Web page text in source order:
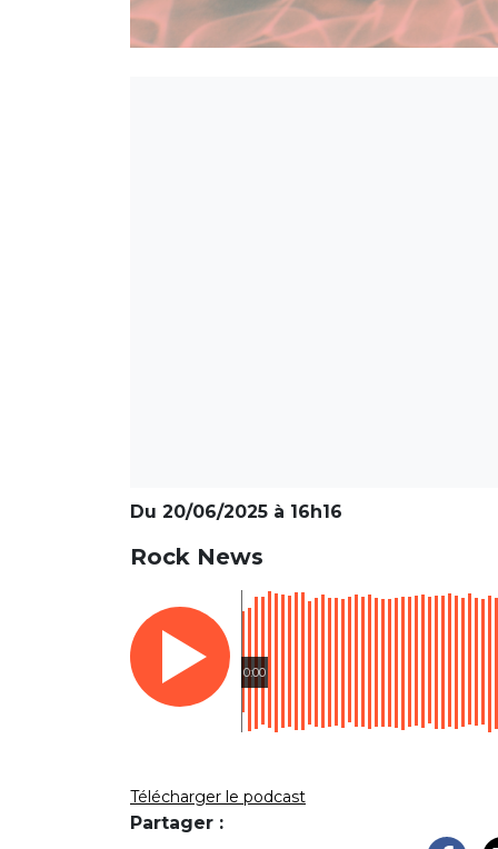
Du 20/06/2025 à 16h16
Rock News
0:00
Télécharger le podcast
Partager :